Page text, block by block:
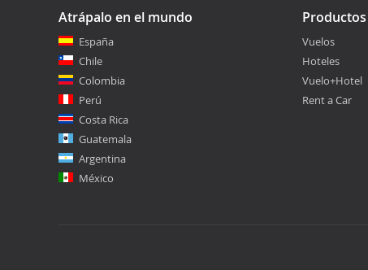
Atrápalo en el mundo
España
Chile
Colombia
Perú
Costa Rica
Guatemala
Argentina
México
Productos
Vuelos
Hoteles
Vuelo+Hotel
Rent a Car